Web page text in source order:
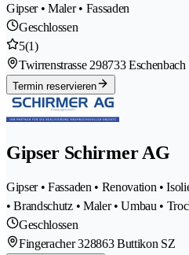
Gipser • Maler • Fassaden
Geschlossen
5(1)
Twirrenstrasse 298733 Eschenbach
Termin reservieren
Gipser Schirmer AG
Gipser • Fassaden • Renovation •
• Brandschutz • Maler • Umbau •
Geschlossen
Fingeracher 328863 Buttikon SZ